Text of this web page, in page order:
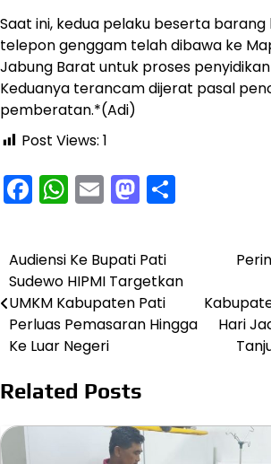
Saat ini, kedua pelaku beserta barang
telepon genggam telah dibawa ke
Jabung Barat untuk proses
Keduanya terancam dijerat pasal
pemberatan.*(Adi)
Post Views: 1
Facebook
WhatsApp
EmailMastodon
Navigasi
pos
Audiensi Ke Bupati Pati
Sudewo HIPMI Targetkan
UMKM Kabupaten Pati
Perluas Pemasaran Hingga
Ke Luar Negeri
Hari
Related Posts